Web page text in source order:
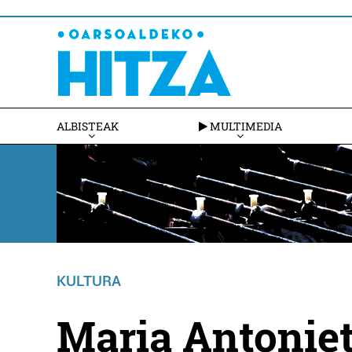
ALBISTEAK MULTIMEDIA
KULTURA
Maria